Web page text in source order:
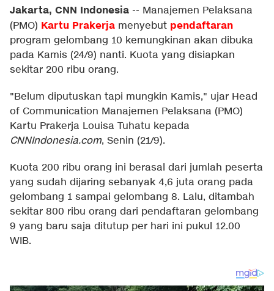
Jakarta, CNN Indonesia -- Manajemen Pelaksana
(PMO) Kartu Prakerja menyebut pendaftaran
program gelombang 10 kemungkinan akan dibuka
pada Kamis (24/9) nanti. Kuota yang disiapkan
sekitar 200 ribu orang.
"Belum diputuskan tapi mungkin Kamis," ujar Head
of Communication Manajemen Pelaksana (PMO)
Kartu Prakerja Louisa Tuhatu kepada
CNNIndonesia.com, Senin (21/9).
Kuota 200 ribu orang ini berasal dari jumlah peserta
yang sudah dijaring sebanyak 4,6 juta orang pada
gelombang 1 sampai gelombang 8. Lalu, ditambah
sekitar 800 ribu orang dari pendaftaran gelombang
9 yang baru saja ditutup per hari ini pukul 12.00
WIB.